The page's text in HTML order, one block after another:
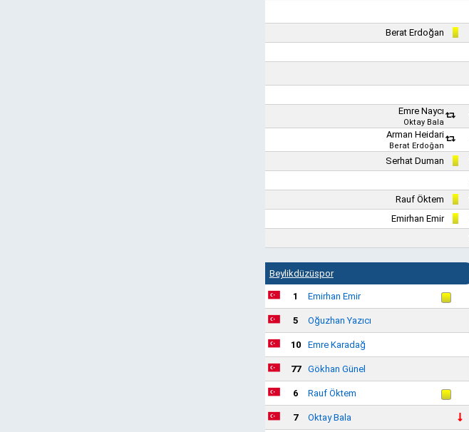
Berat Erdoğan
Emre Naycı
Oktay Bala
Arman Heidari
Berat Erdoğan
Serhat Duman
Rauf Öktem
Emirhan Emir
Beylikdüzüspor
1 Emirhan Emir
5 Oğuzhan Yazıcı
10 Emre Karadağ
77 Gökhan Günel
6 Rauf Öktem
7 Oktay Bala